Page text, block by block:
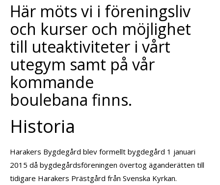
Här möts vi i föreningsliv
och kurser och möjlighet
till uteaktiviteter i vårt
utegym samt på vår
kommande
boulebana finns.
Historia
Harakers Bygdegård blev formellt bygdegård 1 januari
2015 då bygdegårdsföreningen övertog äganderätten till
tidigare Harakers Prästgård från Svenska Kyrkan.